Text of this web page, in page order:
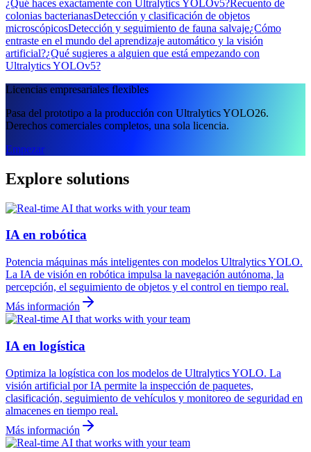
¿Qué haces exactamente con Ultralytics YOLOv5?Recuento de
colonias bacterianasDetección y clasificación de objetos
microscópicosDetección y seguimiento de fauna salvaje¿Cómo
entraste en el mundo del aprendizaje automático y la visión
artificial?¿Qué sugieres a alguien que está empezando con
Ultralytics YOLOv5?
Licencias empresariales flexibles
Pasa del prototipo a la producción con Ultralytics YOLO26.
Derechos comerciales completos, una sola licencia.
Empezar
Explore solutions
IA en robótica
Potencia máquinas más inteligentes con modelos Ultralytics YOLO.
La IA de visión en robótica impulsa la navegación autónoma, la
percepción, el seguimiento de objetos y el control en tiempo real.
Más información
IA en logística
Optimiza la logística con los modelos de Ultralytics YOLO. La
visión artificial por IA permite la inspección de paquetes,
clasificación, seguimiento de vehículos y monitoreo de seguridad en
almacenes en tiempo real.
Más información